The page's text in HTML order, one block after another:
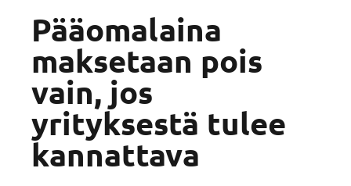
Pääomalaina
maksetaan pois
vain, jos
yrityksestä tulee
kannattava